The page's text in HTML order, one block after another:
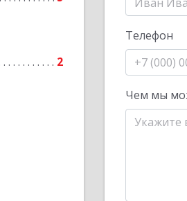
2
Телефон
Чем мы